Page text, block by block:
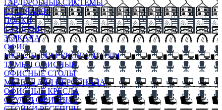
ГАРДЕРОБНЫЕ СИСТЕМЫ
СТЕЛЛАЖИ
ПОЛКИ
СУНДУКИ
ЗЕРКАЛА
ОФИС
МЕБЕЛЬ ДЛЯ РУКОВОДИТЕЛЯ
ТУМБЫ ОФИСНЫЕ
ОФИСНЫЕ СТОЛЫ
МЕБЕЛЬ ДЛЯ ПЕРСОНАЛА
ОФИСНЫЕ КРЕСЛА
СТУЛЬЯ ОФИСНЫЕ